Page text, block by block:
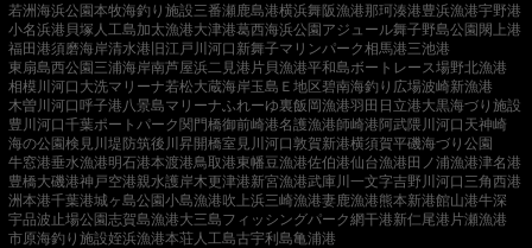
若洲海浜公園本牧海釣り施設三番瀬 鹿島港横浜舞阪漁港那珂湊港豊浜漁港宇野港
小名浜港 貝塚人工島加太漁港大津港葛西海浜公園アジュール舞子野島公園閖上港
福田港須磨海岸清水港 旧江戸川河口 新舞子マリンパーク相馬港三池港
東扇島西公園三浦海岸南芦屋浜二見港 片貝漁港平和島ボートレース場野北漁港
相模川河口 大洗マリーナ若松大蔵海岸玉島Ｅ地区碧南海釣り広場波崎新漁港
木曽川河口呼子港 八景島マリーナふれーゆ裏飯岡漁港羽田 日立港大黒海づり施設
豊川河口千葉ポートパーク関門橋御前崎港名護漁港師崎港阿武隈川河口 天神崎
海の公園検見川堤防筑後川昇開橋室見川河口敦賀新港横須賀平磯海づり公園
牛窓港垂水漁港明石港本渡港鳥取港東幡豆漁港佐伯港仙台漁港田ノ浦漁港津名港
豊橋大磯港神戸空港親水護岸木更津港新宮漁港武庫川一文字吉野川河口 三角西港
洲本港千葉港城ヶ島公園小島漁港吹上浜三崎漁港妻鹿漁港熊本新港館山港牛深
宇品波止場公園志賀島漁港大三島フィッシングパーク網干港新仁尾港 片瀬漁港
市原海釣り施設姪浜漁港本荘人工島古宇利島亀浦港